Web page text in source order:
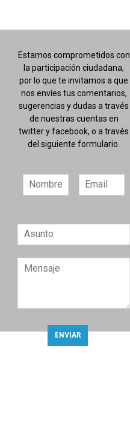
Estamos comprometidos con
la participación ciudadana,
por lo que te invitamos a que
nos envíes tus comentarios,
sugerencias y dudas a través
de nuestras cuentas en
twitter y facebook, o a través
del siguiente formulario.